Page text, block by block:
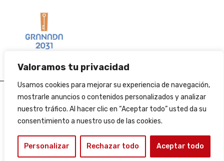
Valoramos tu privacidad
Usamos cookies para mejorar su experiencia de navegación,
mostrarle anuncios o contenidos personalizados y analizar
nuestro tráfico. Al hacer clic en “Aceptar todo” usted da su
consentimiento a nuestro uso de las cookies.
Personalizar Rechazar todo Aceptar todo
Aviso legal
Política de cookies
Perfil del contratante